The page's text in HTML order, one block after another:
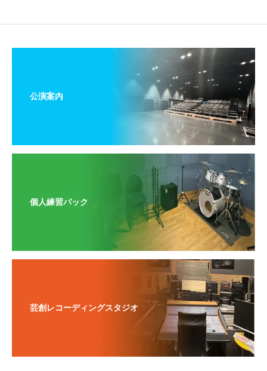
公演案内
個人練習パック
芸創レコーディングスタジオ